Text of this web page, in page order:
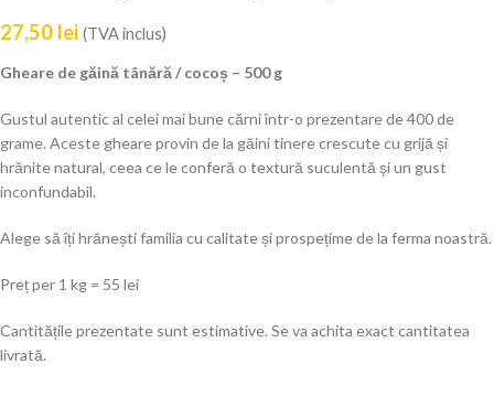
27,50 lei (TVA inclus)
Gheare de găină tânără / cocoș – 500 g
Gustul autentic al celei mai bune cărni într-o prezentare de 400 de
grame. Aceste gheare provin de la găini tinere crescute cu grijă și
hrănite natural, ceea ce le conferă o textură suculentă și un gust
inconfundabil.
Alege să îți hrănești familia cu calitate și prospețime de la ferma noastră.
Preț per 1 kg = 55 lei
Cantitățile prezentate sunt estimative. Se va achita exact cantitatea
livrată.